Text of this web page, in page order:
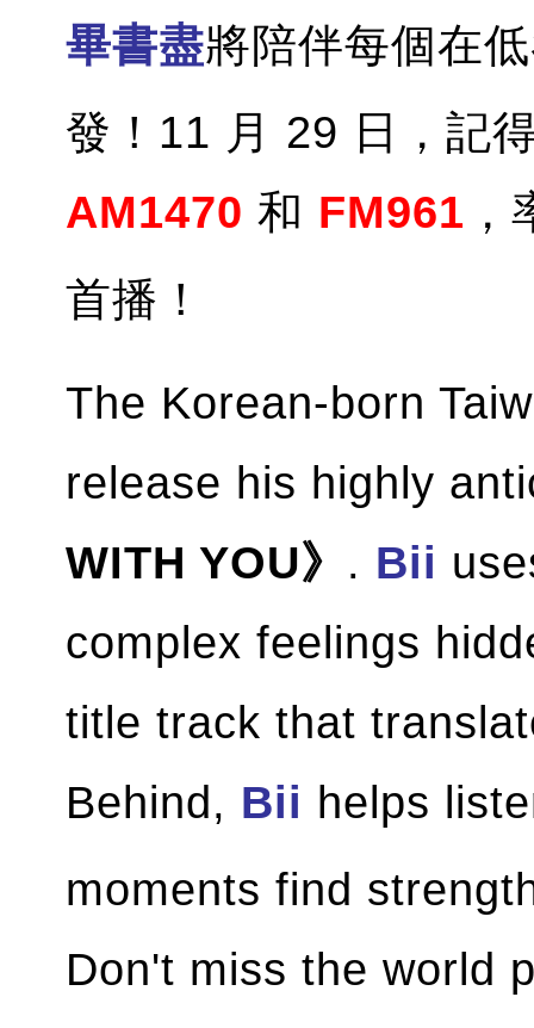
畢書盡將陪伴每個在
發！11 月 29 日，記
AM1470 和 FM961
首播！
The Korean-born
release his highly
WITH YOU》 . Bii
complex feelings
title track that
Behind, Bii helps
moments find
Don't miss the world